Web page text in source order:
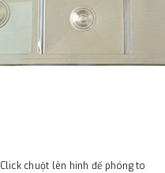
Click chuột lên hình để phóng to